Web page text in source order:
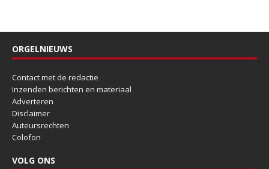
ORGELNIEUWS
Contact met de redactie
Inzenden berichten en materiaal
Adverteren
Disclaimer
Auteursrechten
Colofon
VOLG ONS